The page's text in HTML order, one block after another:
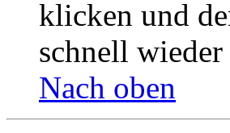
klicken und
schnell
Nach oben